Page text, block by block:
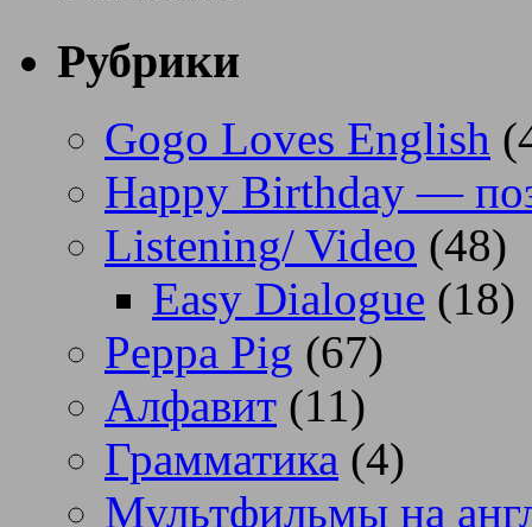
Рубрики
Gogo Loves English
Happy Birthday —
Listening/ Video (48)
Easy Dialogue (18)
Peppa Pig (67)
Алфавит (11)
Грамматика (4)
Мультфильмы на